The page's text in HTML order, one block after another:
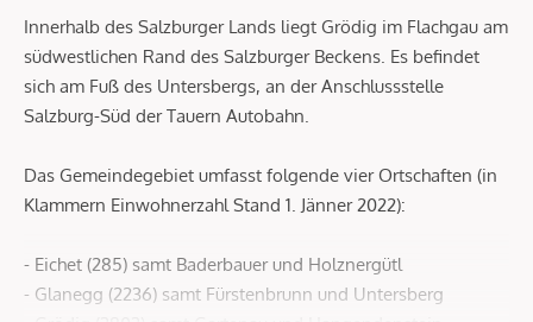
Innerhalb des Salzburger Lands liegt Grödig im Flachgau am
südwestlichen Rand des Salzburger Beckens. Es befindet
sich am Fuß des Untersbergs, an der Anschlussstelle
Salzburg-Süd der Tauern Autobahn.
Das Gemeindegebiet umfasst folgende vier Ortschaften (in
Klammern Einwohnerzahl Stand 1. Jänner 2022):
- Eichet (285) samt Baderbauer und Holznergütl
- Glanegg (2236) samt Fürstenbrunn und Untersberg